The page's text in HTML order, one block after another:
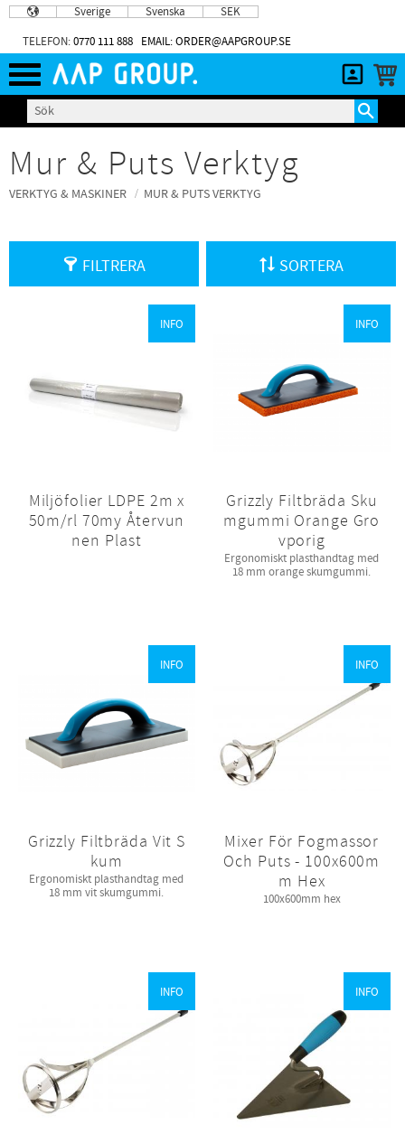
Meny
Sverige Svenska SEK
TELEFON:0770 111 888 EMAIL: ORDER@AAPGROUP.SE
Mur & Puts Verktyg
VERKTYG & MASKINER MUR & PUTS VERKTYG
FILTRERA SORTERA
Miljöfolier LDPE 2m x
50m/rl 70my Återvun
nen Plast
INFO
Grizzly Filtbräda Sku
mgummi Orange Gro
vporig
​Ergonomiskt plasthandtag med
18 mm orange skumgummi.
INFO
Grizzly Filtbräda Vit S
kum
​Ergonomiskt plasthandtag med
18 mm vit skumgummi.
INFO
Mixer För Fogmassor
Och Puts - 100x600m
m Hex
100x600mm hex
INFO
INFO INFO